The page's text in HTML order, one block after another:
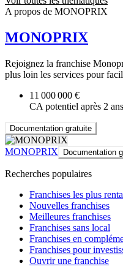
A propos de MONOPRIX
MONOPRIX
Rejoignez la franchise
plus loin les services pour
11 000 000 €
CA potentiel après 2 ans
Documentation gratuite
MONOPRIX Documentation
Recherches populaires
Franchises les plus
Nouvelles franchises
Meilleures franchises
Franchises sans local
Franchises en
Franchises pour
Ouvrir une franchise